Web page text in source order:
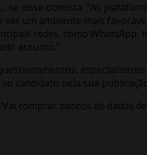
disse otimista. “As
um ambiente mais
redes, como WhatsApp,
assunto.”
especialmente
candidato pela sua
comprar bancos de dados